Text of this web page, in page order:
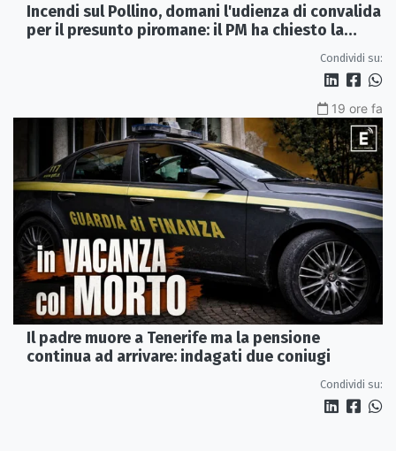
Incendi sul Pollino, domani l'udienza di convalida
per il presunto piromane: il PM ha chiesto la
Condividi su:
19 ore fa
Il padre muore a Tenerife ma la pensione
continua ad arrivare: indagati due coniugi
Condividi su: